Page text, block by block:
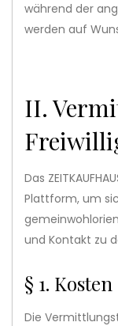
während der
werden auf
II.
Das
Plattform, um
und Kontakt zu
§ 1. Kosten
Die